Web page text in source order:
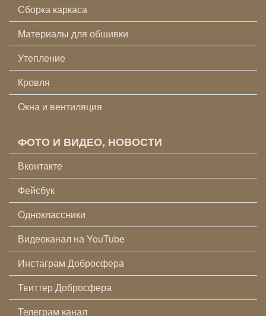
Сборка каркаса
Материалы для обшивки
Утепление
Кровля
Окна и вентиляция
ФОТО И ВИДЕО, НОВОСТИ
Вконтакте
Фейсбук
Одноклассники
Видеоканал на YouTube
Инстаграм Добросфера
Твиттер Добросфера
Телеграм канал